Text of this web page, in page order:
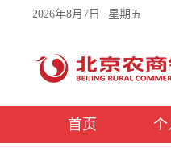
2026年8月7日 星期五
首页 个